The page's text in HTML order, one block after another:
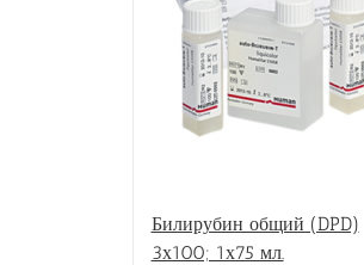
Билирубин общий (DPD)
3х100; 1х75 мл.